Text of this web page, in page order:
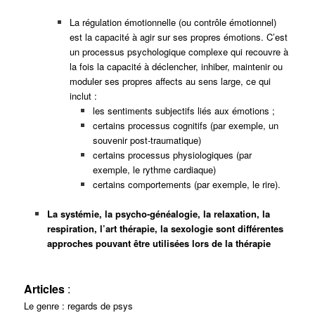
La régulation émotionnelle (ou contrôle émotionnel)
est la capacité à agir sur ses propres émotions. C’est
un processus psychologique complexe qui recouvre à
la fois la capacité à déclencher, inhiber, maintenir ou
moduler ses propres affects au sens large, ce qui
inclut :
les sentiments subjectifs liés aux émotions ;
certains processus cognitifs (par exemple, un
souvenir post-traumatique)
certains processus physiologiques (par
exemple, le rythme cardiaque)
certains comportements (par exemple, le rire).
La systémie, la psycho-généalogie, la relaxation, la
respiration, l’art thérapie, la sexologie sont différentes
approches pouvant être utilisées lors de la thérapie
Articles :
Le genre : regards de psys